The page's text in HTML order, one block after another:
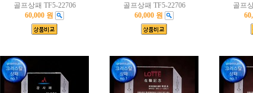
골프상패 TF5-22706
60,000 원
골프상패 TF5-22706
60,000 원
골프